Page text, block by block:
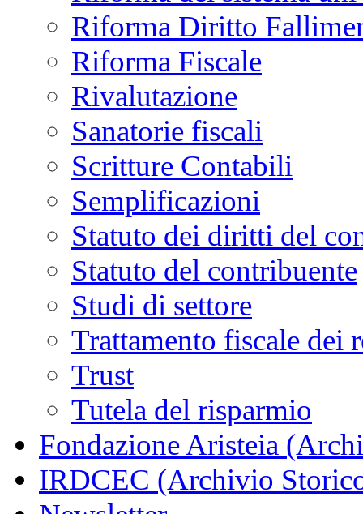
Riforma Diritto
Riforma Fiscale
Rivalutazione
Sanatorie fiscali
Scritture Contabili
Semplificazioni
Statuto dei diritti del
Statuto del contribuente
Studi di settore
Trattamento fiscale dei
Trust
Tutela del risparmio
Fondazione Aristeia
IRDCEC (Archivio